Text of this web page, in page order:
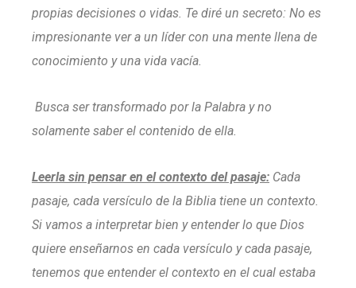
propias decisiones o vidas. Te diré un secreto: No es
impresionante ver a un líder con una mente llena de
conocimiento y una vida vacía.
Busca ser transformado por la Palabra y no
solamente saber el contenido de ella.
Leerla sin pensar en el contexto del pasaje: Cada
pasaje, cada versículo de la Biblia tiene un contexto.
Si vamos a interpretar bien y entender lo que Dios
quiere enseñarnos en cada versículo y cada pasaje,
tenemos que entender el contexto en el cual estaba